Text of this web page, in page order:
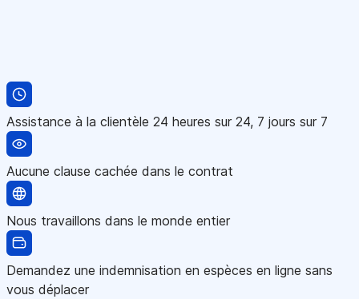
Assistance à la clientèle 24 heures sur 24, 7 jours sur 7
Aucune clause cachée dans le contrat
Nous travaillons dans le monde entier
Demandez une indemnisation en espèces en ligne sans
vous déplacer